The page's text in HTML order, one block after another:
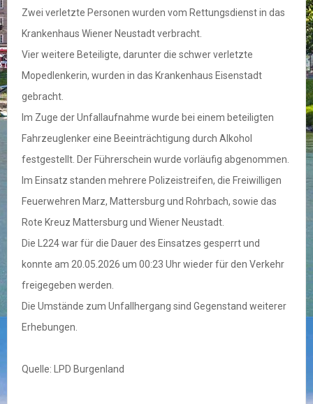
Zwei verletzte Personen wurden vom Rettungsdienst in das
Krankenhaus Wiener Neustadt verbracht.
Vier weitere Beteiligte, darunter die schwer verletzte
Mopedlenkerin, wurden in das Krankenhaus Eisenstadt
gebracht.
Im Zuge der Unfallaufnahme wurde bei einem beteiligten
Fahrzeuglenker eine Beeinträchtigung durch Alkohol
festgestellt. Der Führerschein wurde vorläufig abgenommen.
Im Einsatz standen mehrere Polizeistreifen, die Freiwilligen
Feuerwehren Marz, Mattersburg und Rohrbach, sowie das
Rote Kreuz Mattersburg und Wiener Neustadt.
Die L224 war für die Dauer des Einsatzes gesperrt und
konnte am 20.05.2026 um 00:23 Uhr wieder für den Verkehr
freigegeben werden.
Die Umstände zum Unfallhergang sind Gegenstand weiterer
Erhebungen.
Quelle: LPD Burgenland